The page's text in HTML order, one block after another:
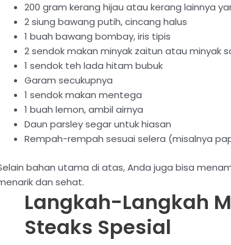
200 gram kerang hijau atau kerang lainnya
2 siung bawang putih, cincang halus
1 buah bawang bombay, iris tipis
2 sendok makan minyak zaitun atau minyak
1 sendok teh lada hitam bubuk
Garam secukupnya
1 sendok makan mentega
1 buah lemon, ambil airnya
Daun parsley segar untuk hiasan
Rempah-rempah sesuai selera (misalnya
bahan utama di atas, Anda juga bisa
dan sehat.
Langkah-Langkah
Steaks Spesial